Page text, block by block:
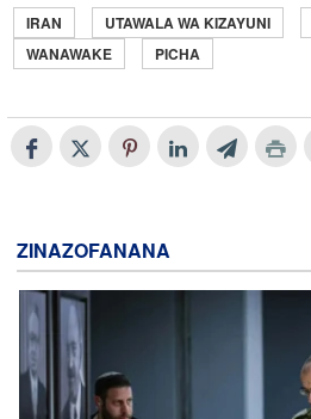
IRAN UTAWALA WA KIZAYUNI
WANAWAKE
PICHA
ZINAZOFANANA